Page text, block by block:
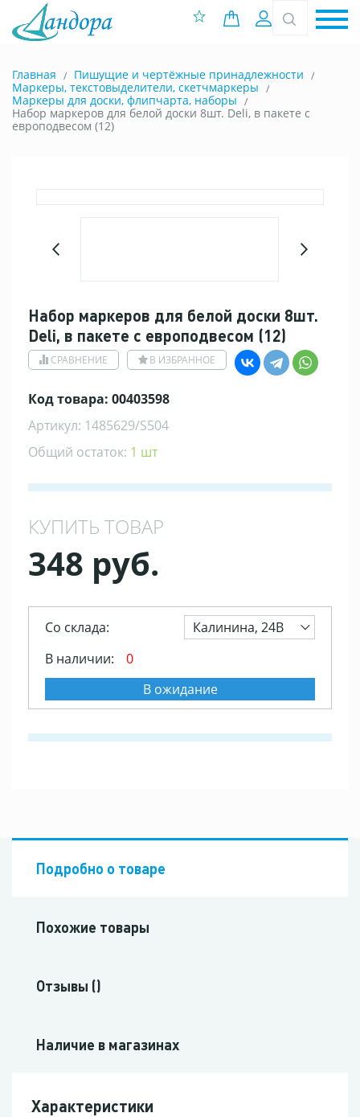
0 позиций
Вход
Главная
Пишущие и чертёжные принадлежности
Маркеры, текстовыделители, скетчмаркеры
Маркеры для доски, флипчарта, наборы
Набор маркеров для белой доски 8шт. Deli, в пакете с
европодвесом (12)
Набор маркеров для белой доски 8шт.
Deli, в пакете с европодвесом (12)
СРАВНЕНИЕ В ИЗБРАННОЕ
Код товара: 00403598
Артикул: 1485629/S504
Общий остаток: 1 шт
КУПИТЬ ТОВАР
348 руб.
Со склада:
Калинина, 24В
В наличии:
0
В ожидание
Подробно о товаре
Похожие товары
Отзывы ()
Наличие в магазинах
Характеристики